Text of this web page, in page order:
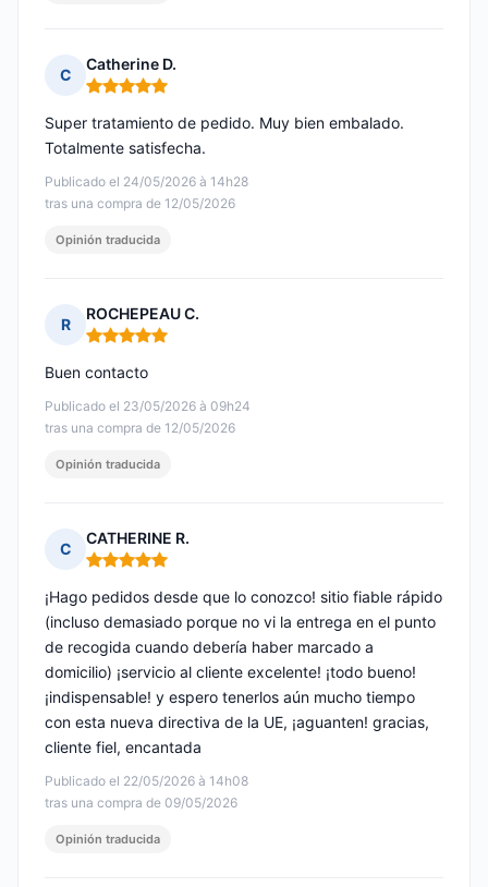
C
Catherine D.
Nota: 5 de 5
Publicado el 24/05/2026 à 14h28
tras una compra de 12/05/2026
Super tratamiento de pedido. Muy bien embalado.
Totalmente satisfecha.
Opinión traducida
R
ROCHEPEAU C.
Nota: 5 de 5
Publicado el 23/05/2026 à 09h24
tras una compra de 12/05/2026
Buen contacto
Opinión traducida
C
CATHERINE R.
Nota: 5 de 5
Publicado el 22/05/2026 à 14h08
tras una compra de 09/05/2026
¡Hago pedidos desde que lo conozco! sitio fiable rápido
(incluso demasiado porque no vi la entrega en el punto
de recogida cuando debería haber marcado a
domicilio) ¡servicio al cliente excelente! ¡todo bueno!
¡indispensable! y espero tenerlos aún mucho tiempo
con esta nueva directiva de la UE, ¡aguanten! gracias,
cliente fiel, encantada
Opinión traducida